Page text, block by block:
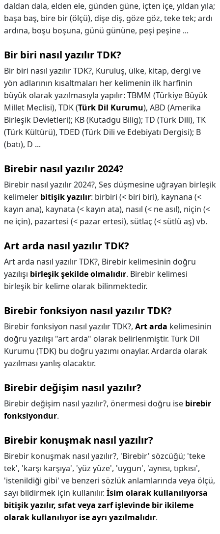
daldan dala, elden ele, günden güne, içten içe, yıldan yıla;
başa baş, bire bir (ölçü), dişe diş, göze göz, teke tek; ardı
ardına, boşu boşuna, günü gününe, peşi peşine ...
Bir biri nasıl yazılır TDK?
Bir biri nasıl yazılır TDK?, Kuruluş, ülke, kitap, dergi ve
yön adlarının kısaltmaları her kelimenin ilk harfinin
büyük olarak yazılmasıyla yapılır: TBMM (Türkiye Büyük
Millet Meclisi), TDK (Türk Dil Kurumu), ABD (Amerika
Birleşik Devletleri); KB (Kutadgu Bilig); TD (Türk Dili), TK
(Türk Kültürü), TDED (Türk Dili ve Edebiyatı Dergisi); B
(batı), D ...
Birebir nasıl yazılır 2024?
Birebir nasıl yazılır 2024?, Ses düşmesine uğrayan birleşik
kelimeler bitişik yazılır: birbiri (< biri biri), kaynana (<
kayın ana), kaynata (< kayın ata), nasıl (< ne asıl), niçin (<
ne için), pazartesi (< pazar ertesi), sütlaç (< sütlü aş) vb.
Art arda nasıl yazılır TDK?
Art arda nasıl yazılır TDK?, Birebir kelimesinin doğru
yazılışı birleşik şekilde olmalıdır. Birebir kelimesi
birleşik bir kelime olarak bilinmektedir.
Birebir fonksiyon nasıl yazılır TDK?
Birebir fonksiyon nasıl yazılır TDK?, Art arda kelimesinin
doğru yazılışı "art arda" olarak belirlenmiştir. Türk Dil
Kurumu (TDK) bu doğru yazımı onaylar. Ardarda olarak
yazılması yanlış olacaktır.
Birebir değişim nasıl yazılır?
Birebir değişim nasıl yazılır?, önermesi doğru ise birebir
fonksiyondur.
Birebir konuşmak nasıl yazılır?
Birebir konuşmak nasıl yazılır?, 'Birebir' sözcüğü; 'teke
tek', 'karşı karşıya', 'yüz yüze', 'uygun', 'aynısı, tıpkısı',
'istenildiği gibi' ve benzeri sözlük anlamlarında veya ölçü,
sayı bildirmek için kullanılır. İsim olarak kullanılıyorsa
bitişik yazılır, sıfat veya zarf işlevinde bir ikileme
olarak kullanılıyor ise ayrı yazılmalıdır.